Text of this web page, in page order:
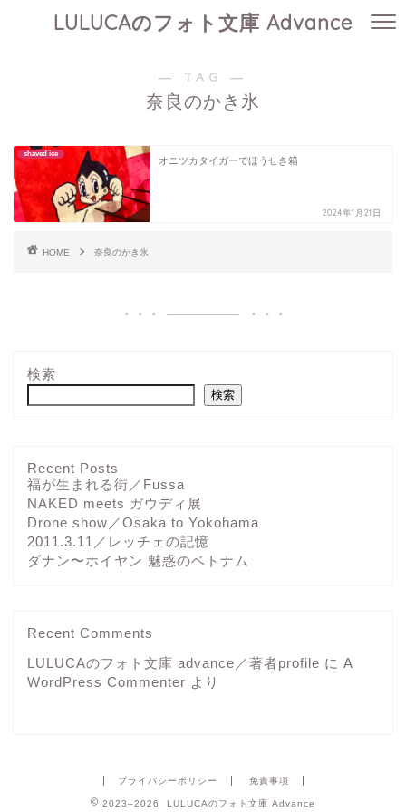
LULUCAのフォト文庫 Advance
― TAG ―
奈良のかき氷
shaved ice
オニツカタイガーでほうせき箱
2024年1月21日
HOME 奈良のかき氷
検索
検索
Recent Posts
福が生まれる街／Fussa
NAKED meets ガウディ展
Drone show／Osaka to Yokohama
2011.3.11／レッチェの記憶
ダナン〜ホイヤン 魅惑のベトナム
Recent Comments
LULUCAのフォト文庫 advance／著者profile に A
WordPress Commenter より
プライバシーポリシー 免責事項
2023–2026 LULUCAのフォト文庫 Advance